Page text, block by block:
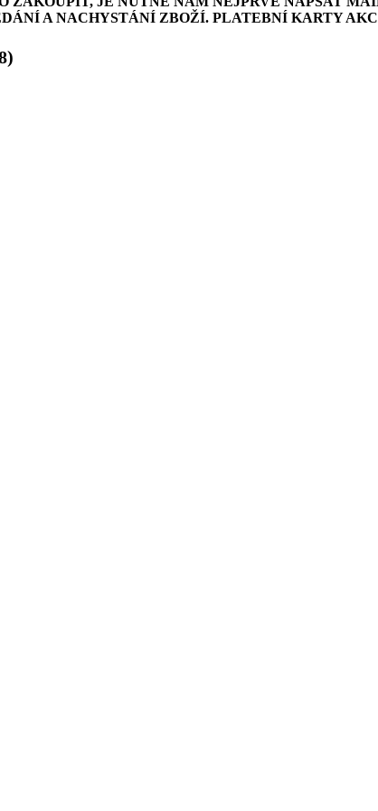
A NACHYSTÁNÍ ZBOŽÍ. PLATEBNÍ KARTY